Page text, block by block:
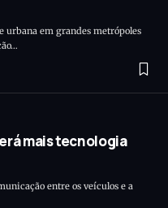
urbana em grandes metrópoles
mais tecnologia
entre os veículos e a